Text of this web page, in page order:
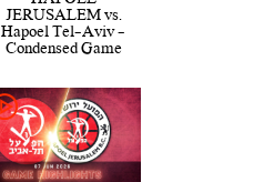
JERUSALEM vs.
Hapoel Tel-Aviv -
Condensed Game